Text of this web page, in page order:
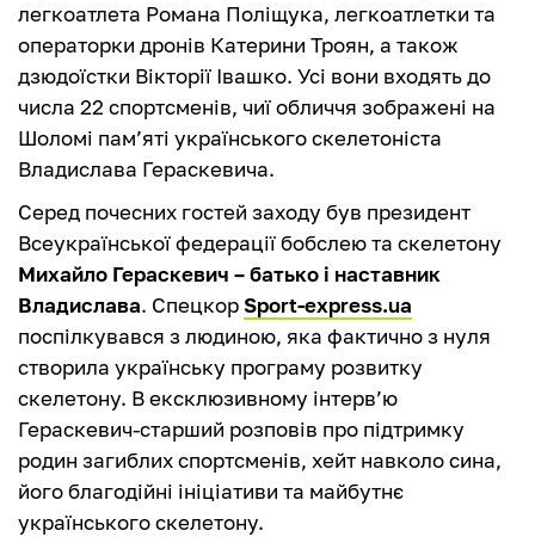
легкоатлета Романа Поліщука, легкоатлетки та
операторки дронів Катерини Троян, а також
дзюдоїстки Вікторії Івашко. Усі вони входять до
числа 22 спортсменів, чиї обличчя зображені на
Шоломі пам’яті українського скелетоніста
Владислава Гераскевича.
Серед почесних гостей заходу був президент
Всеукраїнської федерації бобслею та скелетону
Михайло Гераскевич – батько і наставник
Владислава. Спецкор Sport-express.ua
поспілкувався з людиною, яка фактично з нуля
створила українську програму розвитку
скелетону. В ексклюзивному інтерв’ю
Гераскевич-старший розповів про підтримку
родин загиблих спортсменів, хейт навколо сина,
його благодійні ініціативи та майбутнє
українського скелетону.